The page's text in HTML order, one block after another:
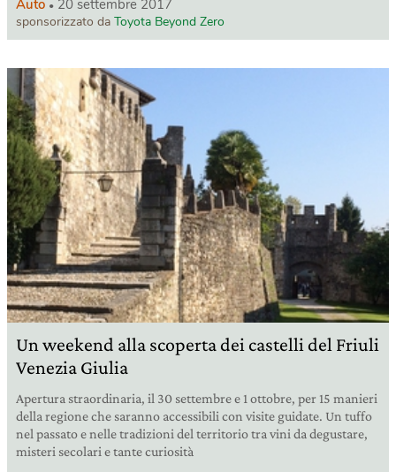
Auto 20 settembre 2017
sponsorizzato da Toyota Beyond Zero
Un weekend alla scoperta dei castelli del Friuli
Venezia Giulia
Apertura straordinaria, il 30 settembre e 1 ottobre, per 15 manieri
della regione che saranno accessibili con visite guidate. Un tuffo
nel passato e nelle tradizioni del territorio tra vini da degustare,
misteri secolari e tante curiosità